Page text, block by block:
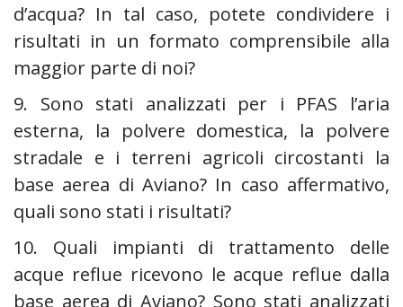
d’acqua? In tal caso, potete condividere i
risultati in un formato comprensibile alla
maggior parte di noi?
9. Sono stati analizzati per i PFAS l’aria
esterna, la polvere domestica, la polvere
stradale e i terreni agricoli circostanti la
base aerea di Aviano? In caso affermativo,
quali sono stati i risultati?
10. Quali impianti di trattamento delle
acque reflue ricevono le acque reflue dalla
base aerea di Aviano? Sono stati analizzati